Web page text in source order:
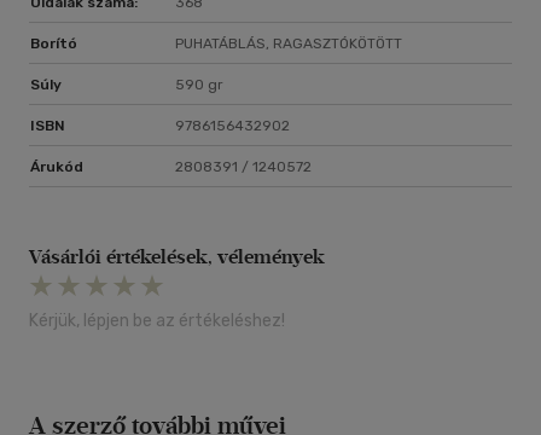
Borító PUHATÁBLÁS, RAGASZTÓKÖTÖTT
Súly 590 gr
ISBN 9786156432902
Árukód 2808391 / 1240572
Vásárlói értékelések, vélemények
Kérjük, lépjen be az értékeléshez!
A szerző további művei